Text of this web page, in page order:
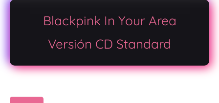
Blackpink In Your Area
Versión CD Standard